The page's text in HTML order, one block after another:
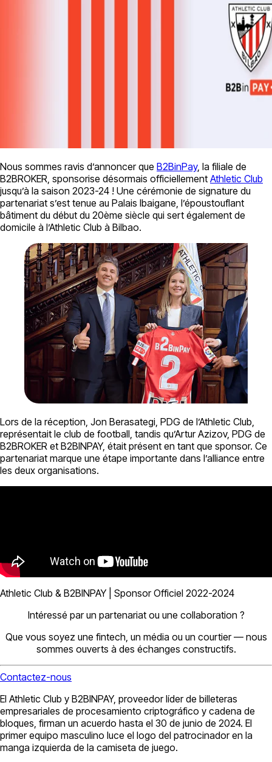
Nous sommes ravis d’annoncer que B2BinPay, la filiale de
B2BROKER, sponsorise désormais officiellement Athletic Club
jusqu’à la saison 2023-24 ! Une cérémonie de signature du
partenariat s’est tenue au Palais Ibaigane, l’époustouflant
bâtiment du début du 20ème siècle qui sert également de
domicile à l’Athletic Club à Bilbao.
Lors de la réception, Jon Berasategi, PDG de l’Athletic Club,
représentait le club de football, tandis qu’Artur Azizov, PDG de
B2BROKER et B2BINPAY, était présent en tant que sponsor. Ce
partenariat marque une étape importante dans l’alliance entre
les deux organisations.
Athletic Club & B2BINPAY | Sponsor Officiel 2022-2024
Intéressé par un partenariat ou une collaboration ?
Que vous soyez une fintech, un média ou un courtier — nous
sommes ouverts à des échanges constructifs.
Contactez-nous
El Athletic Club y B2BINPAY, proveedor líder de billeteras
empresariales de procesamiento criptográfico y cadena de
bloques, firman un acuerdo hasta el 30 de junio de 2024. El
primer equipo masculino luce el logo del patrocinador en la
manga izquierda de la camiseta de juego.